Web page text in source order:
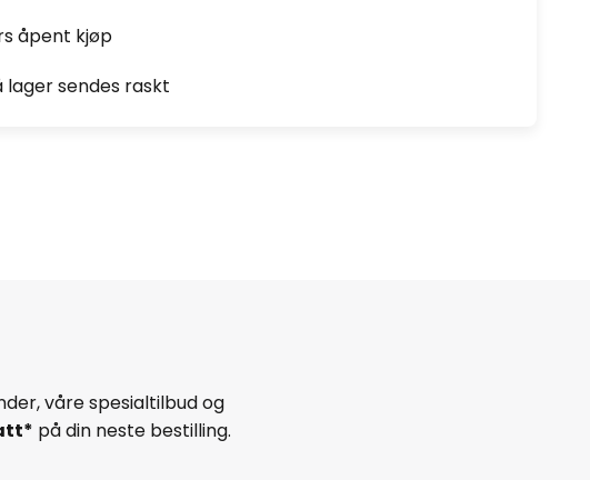
åpent kjøp
lager sendes raskt
våre spesialtilbud og
på din neste bestilling.